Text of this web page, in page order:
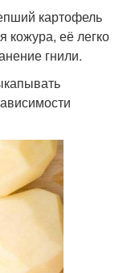
картофель
кожура, её легко
гнили.